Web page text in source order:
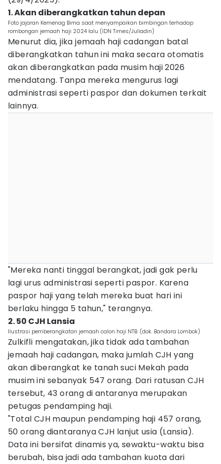
1. Akan diberangkatkan tahun depan
Foto jajaran Kemenag Bima saat menyampaikan bimbingan terhadap
rombongan jemaah haji 2024 lalu (IDN Times/Juliadin)
Menurut dia, jika jemaah haji cadangan batal
diberangkatkan tahun ini maka secara otomatis
akan diberangkatkan pada musim haji 2026
mendatang. Tanpa mereka mengurus lagi
administrasi seperti paspor dan dokumen terkait
lainnya.
"Mereka nanti tinggal berangkat, jadi gak perlu
lagi urus administrasi seperti paspor. Karena
paspor haji yang telah mereka buat hari ini
berlaku hingga 5 tahun," terangnya.
2. 50 CJH Lansia
Ilustrasi pemberangkatan jemaah calon haji NTB. (dok. Bandara Lombok)
Zulkifli mengatakan, jika tidak ada tambahan
jemaah haji cadangan, maka jumlah CJH yang
akan diberangkat ke tanah suci Mekah pada
musim ini sebanyak 547 orang. Dari ratusan CJH
tersebut, 43 orang di antaranya merupakan
petugas pendamping haji.
"Total CJH maupun pendamping haji 457 orang,
50 orang diantaranya CJH lanjut usia (Lansia).
Data ini bersifat dinamis ya, sewaktu-waktu bisa
berubah, bisa jadi ada tambahan kuota dari